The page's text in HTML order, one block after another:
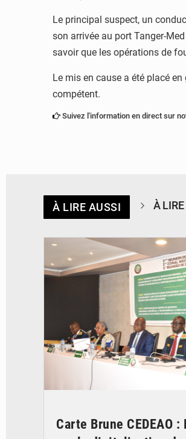
Le principal suspect, un
son arrivée au port Tanger-
savoir que les opérations de
Le mis en cause a été placé
compétent.
Suivez l'information en direct sur
À LIRE AUSSI À
Carte Brune CEDEAO :